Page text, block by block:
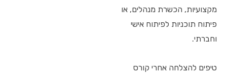
מקצועיות, הכשרת מנהלים, או
פיתוח תוכניות לפיתוח אישי
וחברתי.
טיפים להצלחה אחרי קורס